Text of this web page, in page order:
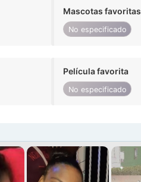
Mascotas favoritas
No especificado
Película favorita
No especificado